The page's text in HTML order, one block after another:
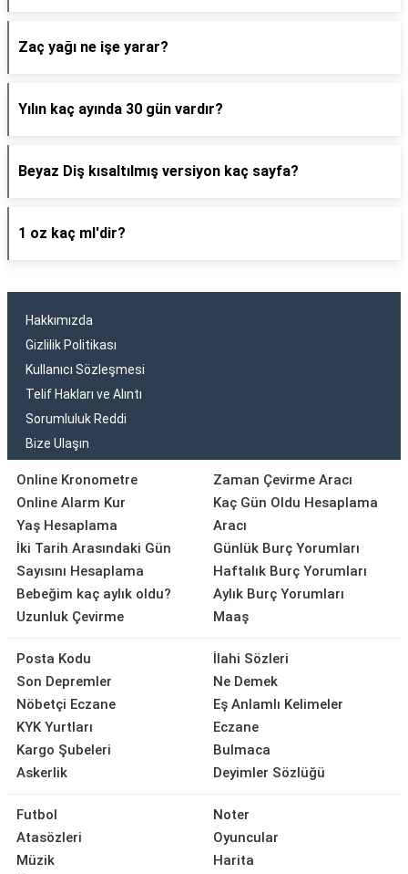
Zaç yağı ne işe yarar?
Yılın kaç ayında 30 gün vardır?
Beyaz Diş kısaltılmış versiyon kaç sayfa?
1 oz kaç ml'dir?
Hakkımızda
Gizlilik Politikası
Kullanıcı Sözleşmesi
Telif Hakları ve Alıntı
Sorumluluk Reddi
Bize Ulaşın
Online Kronometre
Online Alarm Kur
Yaş Hesaplama
İki Tarih Arasındaki Gün
Sayısını Hesaplama
Bebeğim kaç aylık oldu?
Uzunluk Çevirme
Zaman Çevirme Aracı
Kaç Gün Oldu Hesaplama
Aracı
Günlük Burç Yorumları
Haftalık Burç Yorumları
Aylık Burç Yorumları
Maaş
Posta Kodu
Son Depremler
Nöbetçi Eczane
KYK Yurtları
Kargo Şubeleri
Askerlik
İlahi Sözleri
Ne Demek
Eş Anlamlı Kelimeler
Eczane
Bulmaca
Deyimler Sözlüğü
Futbol
Atasözleri
Müzik
Noter
Oyuncular
Harita